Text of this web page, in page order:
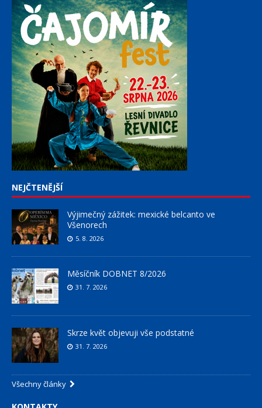
NEJČTENĚJŠÍ
Výjimečný zážitek: mexické belcanto ve
Všenorech
5. 8. 2026
Měsíčník DOBNET 8/2026
31. 7. 2026
Skrze květ objevuji vše podstatné
31. 7. 2026
Všechny články